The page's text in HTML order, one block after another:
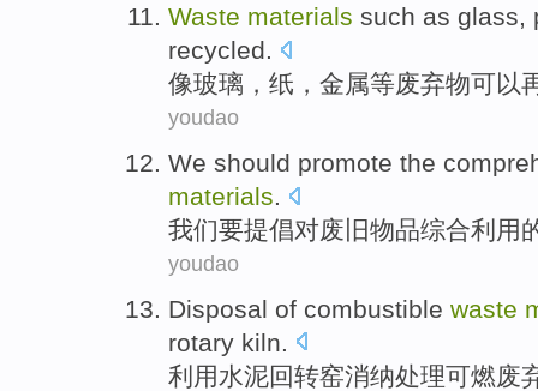
Waste materials such as glass,
recycled.
像玻璃 ， 纸 ， 金属等废弃物可以
youdao
We should promote the
materials.
我们要提倡对废旧物品综合利用
youdao
Disposal of combustible waste
rotary kiln
利用水泥回转窑消纳处理可燃废